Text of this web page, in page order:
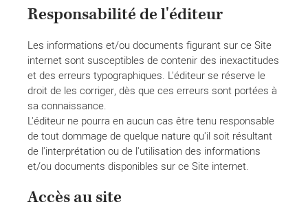
Responsabilité de l'éditeur
Les informations et/ou documents figurant sur ce Site
internet sont susceptibles de contenir des inexactitudes
et des erreurs typographiques. L'éditeur se réserve le
droit de les corriger, dès que ces erreurs sont portées à
sa connaissance.
L'éditeur ne pourra en aucun cas être tenu responsable
de tout dommage de quelque nature qu'il soit résultant
de l'interprétation ou de l'utilisation des informations
et/ou documents disponibles sur ce Site internet.
Accès au site